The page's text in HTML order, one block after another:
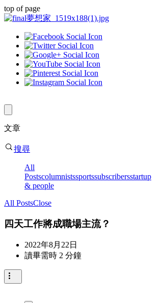
top of page
文章
搜尋
All
Postscolumnistssportssubscribersstartup
& people
All PostsClose
四天工作將成職場主流？
2022年8月22日
讀畢需時 2 分鐘